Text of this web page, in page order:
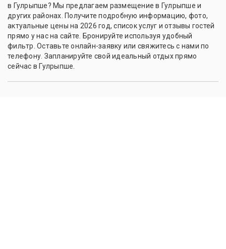
в Гулрыпше? Мы предлагаем размещение в Гулрыпше и
других районах. Получите подробную информацию, фото,
актуальные цены на 2026 год, список услуг и отзывы гостей
прямо у нас на сайте. Бронируйте используя удобный
фильтр. Оставьте онлайн-заявку или свяжитесь с нами по
телефону. Запланируйте свой идеальный отдых прямо
сейчас в Гулрыпше.